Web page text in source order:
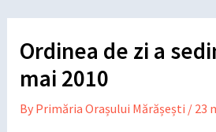
Ordinea de zi a
mai 2010
By Primăria Orașului Mărășești / 23